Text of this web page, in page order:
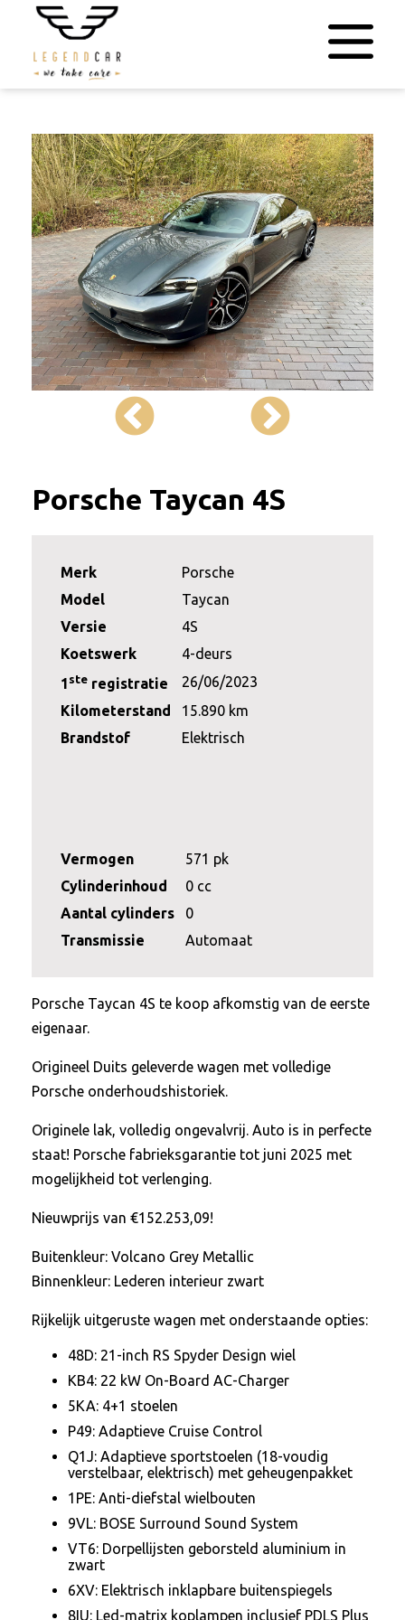
Porsche Taycan 4S
Merk
Porsche
Model
Taycan
Versie
4S
Koetswerk
4-deurs
1 ste registratie
26/06/2023
Kilometerstand
15.890 km
Brandstof
Elektrisch
Vermogen
571 pk
Cylinderinhoud
0 cc
Aantal cylinders
0
Transmissie
Automaat
Porsche Taycan 4S te koop afkomstig van de eerste
eigenaar.
Origineel Duits geleverde wagen met volledige
Porsche onderhoudshistoriek.
Originele lak, volledig ongevalvrij. Auto is in perfecte
staat! Porsche fabrieksgarantie tot juni 2025 met
mogelijkheid tot verlenging.
Nieuwprijs van €152.253,09!
Buitenkleur: Volcano Grey Metallic
Binnenkleur: Lederen interieur zwart
Rijkelijk uitgeruste wagen met onderstaande opties:
48D: 21-inch RS Spyder Design wiel
KB4: 22 kW On-Board AC-Charger
5KA: 4+1 stoelen
P49: Adaptieve Cruise Control
Q1J: Adaptieve sportstoelen (18-voudig
verstelbaar, elektrisch) met geheugenpakket
1PE: Anti-diefstal wielbouten
9VL: BOSE Surround Sound System
VT6: Dorpellijsten geborsteld aluminium in
zwart
6XV: Elektrisch inklapbare buitenspiegels
8IU: Led-matrix koplampen inclusief PDLS Plus